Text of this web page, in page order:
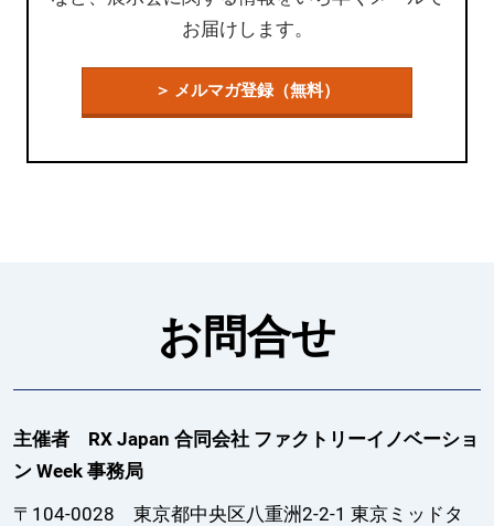
お届けします。
＞ メルマガ登録（無料）
お問合せ
主催者 RX Japan 合同会社 ファクトリーイノベーショ
ン Week 事務局
〒104-0028 東京都中央区八重洲2-2-1 東京ミッドタ